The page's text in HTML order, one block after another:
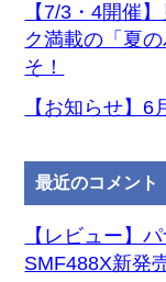
【7/3・4開催
ク満載の「夏
そ！
【お知らせ】
最近のコメント
【レビュー】
SMF488X新発